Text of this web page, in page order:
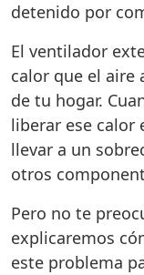
detenido por
El ventilador
calor que el
de tu hogar.
liberar ese calor
llevar a un
otros
Pero no te
explicaremos
este problema